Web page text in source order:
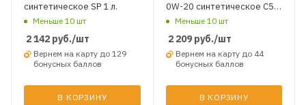
синтетическое SP 1 л.
Меньше 10 шт
2 142 руб./шт
Вернем на карту до 129
бонусных баллов
В КОРЗИНУ
0W-20 синтетическое C5
SN Plus 1 л.
Меньше 10 шт
2 209руб./шт
Вернем на карту до 44
бонусных баллов
В КОРЗИНУ